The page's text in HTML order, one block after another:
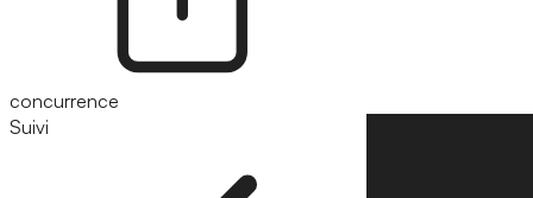
concurrence
Suivi